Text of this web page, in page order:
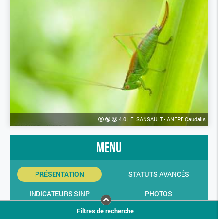
4.0 | E. SANSAULT - ANEPE Caudalis
menu
PRÉSENTATION STATUTS AVANCÉS
INDICATEURS SINP
PHOTOS
Filtres de recherche